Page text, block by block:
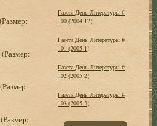
(Размер:
(Размер:
(Размер:
(Размер:
Газета День Литературы #
100 (2004 12)
Газета День Литературы #
101 (2005 1)
Газета День Литературы #
102 (2005 2)
Газета День Литературы #
103 (2005 3)